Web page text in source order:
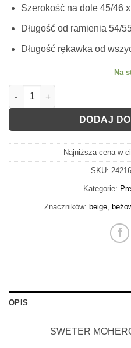
Szerokość na dole 45/46
Długość od ramienia 54/
Długość rękawka od
Na
ilość SWETER MOHEROWY
DODAJ
Najniższa cena w
SKU:
Kategorie:
Znaczników: beige,
OPIS
SWETER